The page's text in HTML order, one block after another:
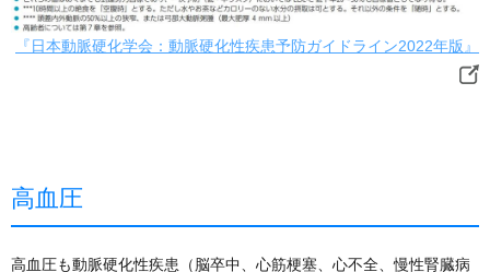
『日本動脈硬化学会：動脈硬化性疾患予防ガイドライン2022年版』
高血圧
高血圧も動脈硬化性疾患（脳卒中、心筋梗塞、心不全、慢性腎臓病